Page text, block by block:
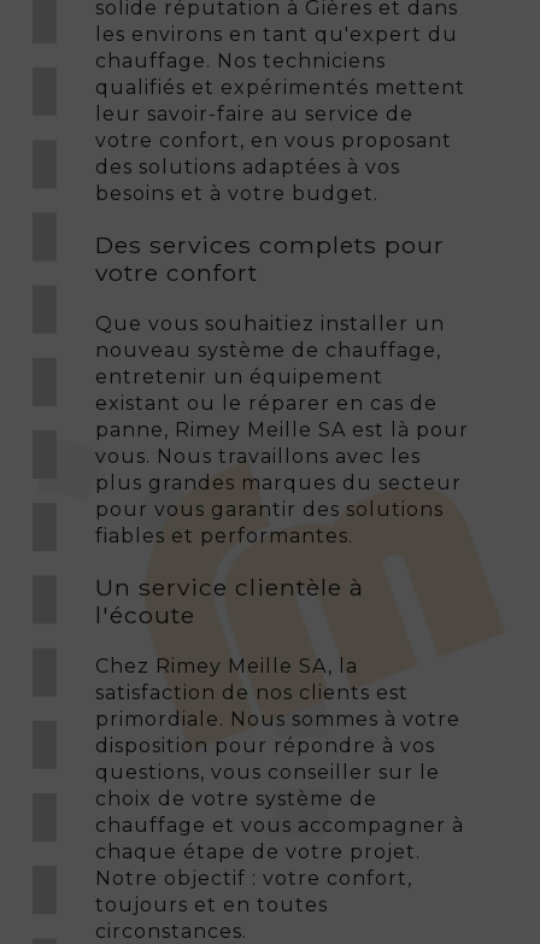
solide réputation à Gières et dans
les environs en tant qu'expert du
chauffage. Nos techniciens
qualifiés et expérimentés mettent
leur savoir-faire au service de
votre confort, en vous proposant
des solutions adaptées à vos
besoins et à votre budget.
Des services complets pour
votre confort
Que vous souhaitiez installer un
nouveau système de chauffage,
entretenir un équipement
existant ou le réparer en cas de
panne, Rimey Meille SA est là pour
vous. Nous travaillons avec les
plus grandes marques du secteur
pour vous garantir des solutions
fiables et performantes.
Un service clientèle à
l'écoute
Chez Rimey Meille SA, la
satisfaction de nos clients est
primordiale. Nous sommes à votre
disposition pour répondre à vos
questions, vous conseiller sur le
choix de votre système de
chauffage et vous accompagner à
chaque étape de votre projet.
Notre objectif : votre confort,
toujours et en toutes
circonstances.